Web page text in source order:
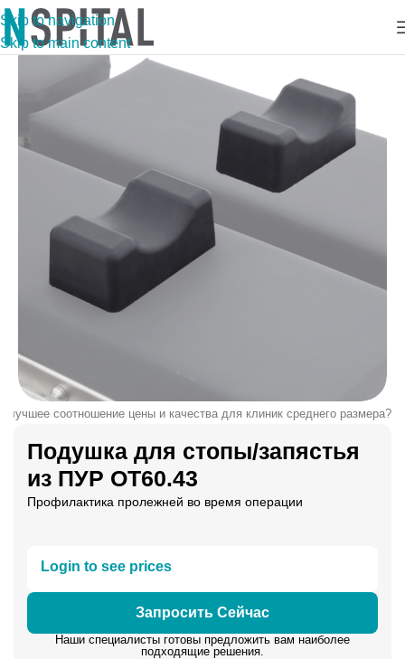
Skip to navigation
Skip to main content
соотношение цены и качества для клиник среднего размера?
Подушка для стопы/запястья
из ПУР OT60.43
Профилактика пролежней во время операции
Login to see prices
Запросить Сейчас
Наши специалисты готовы предложить вам наиболее
подходящие решения.